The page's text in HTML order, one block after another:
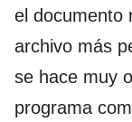
el documento
archivo más
se hace muy
programa